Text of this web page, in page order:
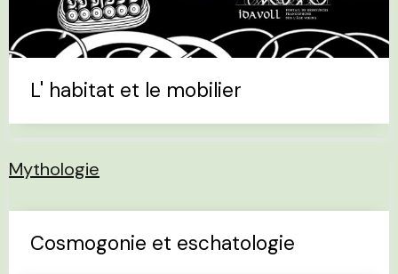
L' habitat et le mobilier
Mythologie
Cosmogonie et eschatologie